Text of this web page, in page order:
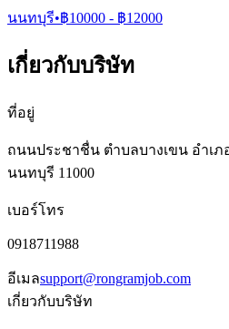
นนทบุรี•฿10000 - ฿12000
เกี่ยวกับบริษัท
ที่อยู่
ถนนประชาชื่น ตำบลบางเขน อำเ
นนทบุรี 11000
เบอร์โทร
0918711988
อีเมลsupport@rongramjob.com
เกี่ยวกับบริษัท